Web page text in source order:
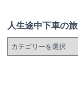
人生途中下車の旅